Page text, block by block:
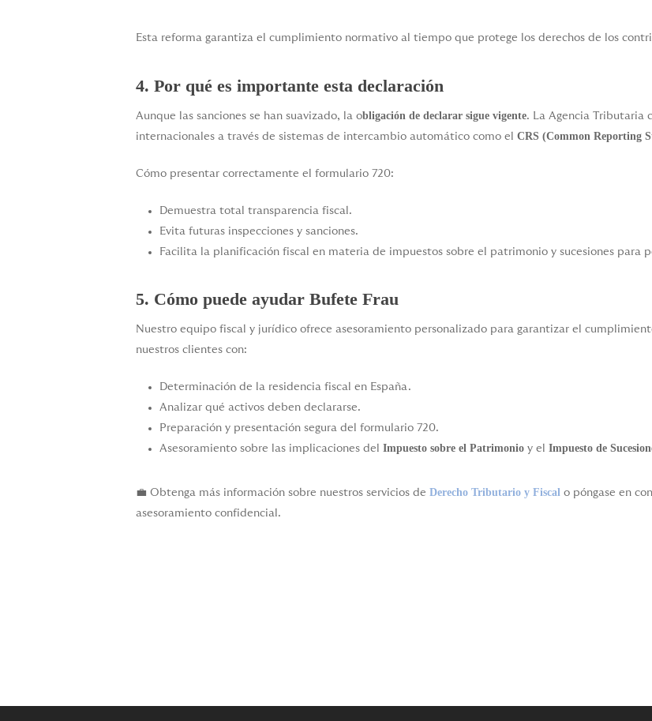
Esta reforma garantiza el cumplimiento normativo al tiempo que protege los derechos de los
4. Por qué es importante esta declaración
Aunque las sanciones se han suavizado, la obligación de declarar sigue vigente. La Agencia Tributaria
internacionales a través de sistemas de intercambio automático como el CRS (Common Reporting
Cómo presentar correctamente el formulario 720:
Demuestra total transparencia fiscal.
Evita futuras inspecciones y sanciones.
Facilita la planificación fiscal en materia de impuestos sobre el patrimonio y sucesiones para
5. Cómo puede ayudar Bufete Frau
Nuestro equipo fiscal y jurídico ofrece asesoramiento personalizado para garantizar el
nuestros clientes con:
Determinación de la residencia fiscal en España.
Analizar qué activos deben declararse.
Preparación y presentación segura del formulario 720.
Asesoramiento sobre las implicaciones del Impuesto sobre el Patrimonio y el Impuesto de
💼 Obtenga más información sobre nuestros servicios de Derecho Tributario y Fiscal o póngase en
asesoramiento confidencial.